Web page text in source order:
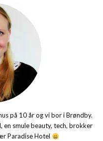
på 10 år og vi bor i Brøndby.
en smule beauty, tech, brokker
Paradise Hotel